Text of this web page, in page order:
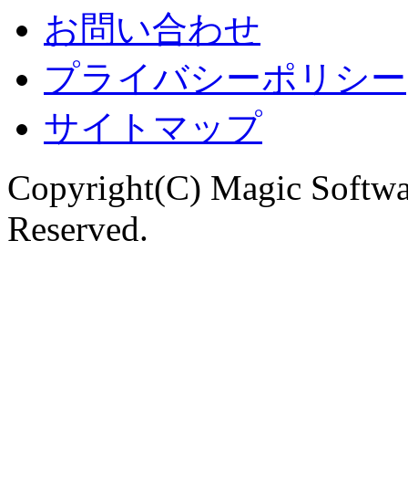
お問い合わせ
プライバシーポリシー
サイトマップ
Copyright(C) Magic
Reserved.